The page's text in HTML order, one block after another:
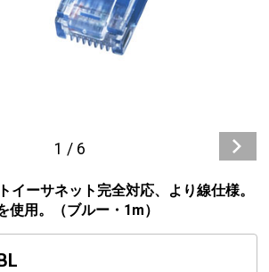
1 / 6
イーサネット完全対応、より線仕様。
使用。（ブルー・1m）